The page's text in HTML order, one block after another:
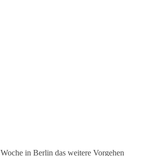
in Berlin das weitere Vorgehen